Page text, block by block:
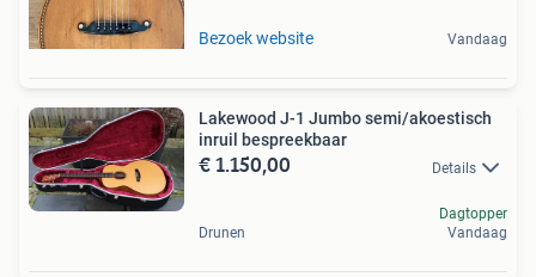
Bezoek website Vandaag
Lakewood J-1 Jumbo semi/akoestisch
inruil bespreekbaar
€ 1.150,00 Details
Drunen
Dagtopper
Vandaag